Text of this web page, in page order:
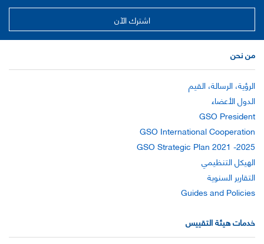
من نحن
الرؤية، الرسالة، القيم
الدول الأعضاء
GSO President
GSO International Cooperation
GSO Strategic Plan 2021 -2025
الهيكل التنظيمي
التقارير السنوية
Guides and Policies
خدمات هيئة التقييس